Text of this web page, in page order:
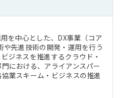
を中心とした、DX事業（コア
や先進技術の開発・運用を行う
ジネスを推進するクラウド・
における、アライアンスパー
業スキーム・ビジネスの推進